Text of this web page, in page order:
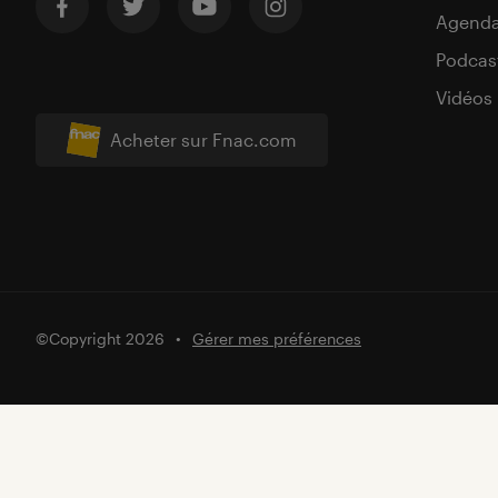
Acheter sur Fnac.com
Vidéos
©Copyright 2026 Gérer mes préférences